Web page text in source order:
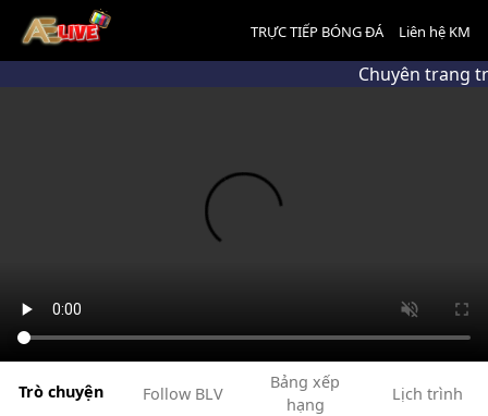
TRỰC TIẾP BÓNG ĐÁ Liên hệ KM
Chuyên trang
Trò chuyện Follow BLV
Bảng xếp
hạng
Lịch trình